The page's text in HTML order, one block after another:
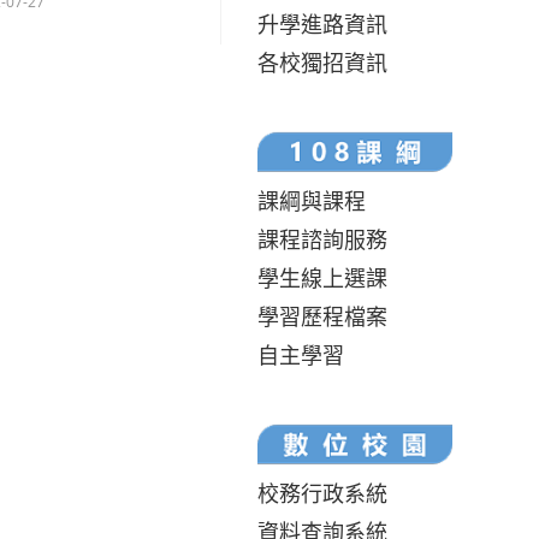
升學進路資訊
各校獨招資訊
課綱與課程
課程諮詢服務
學生線上選課
學習歷程檔案
自主學習
校務行政系統
資料查詢系統